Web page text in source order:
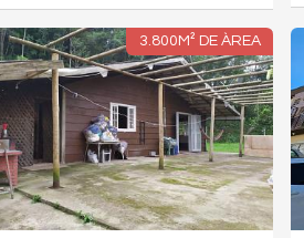
3.800M² DE ÀREA